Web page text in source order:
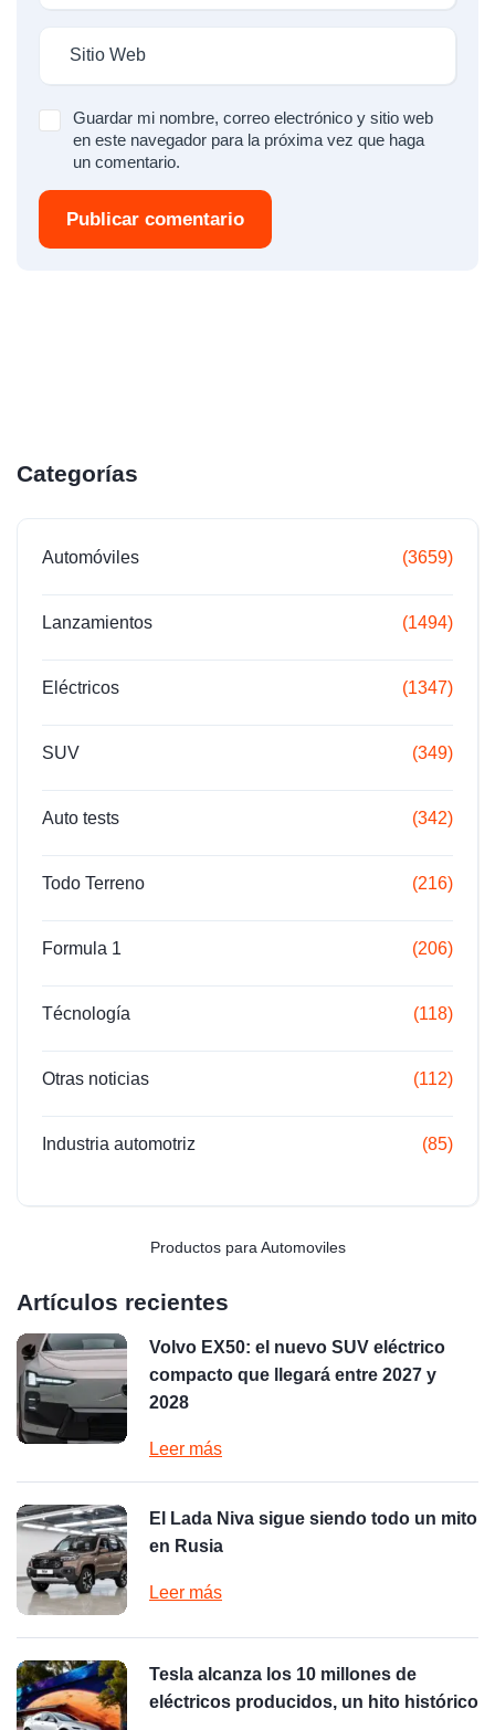
Guardar mi nombre, correo electrónico y sitio web
en este navegador para la próxima vez que haga
un comentario.
Publicar comentario
Categorías
Automóviles (3659)
Lanzamientos (1494)
Eléctricos (1347)
SUV (349)
Auto tests (342)
Todo Terreno (216)
Formula 1 (206)
Técnología (118)
Otras noticias (112)
Industria automotriz (85)
Productos para Automoviles
Artículos recientes
Volvo EX50: el nuevo SUV eléctrico
compacto que llegará entre 2027 y
2028
Leer más
El Lada Niva sigue siendo todo un mito
en Rusia
Leer más
Tesla alcanza los 10 millones de
eléctricos producidos, un hito histórico